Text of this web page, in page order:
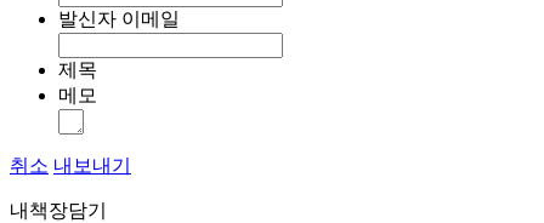
발신자 이메일
제목
메모
취소 내보내기
내책장담기